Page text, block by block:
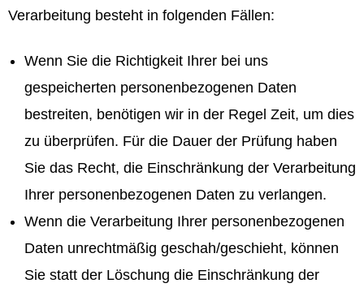
Verarbeitung besteht in folgenden Fällen:
Wenn Sie die Richtigkeit Ihrer bei uns
gespeicherten personenbezogenen Daten
bestreiten, benötigen wir in der Regel Zeit, um dies
zu überprüfen. Für die Dauer der Prüfung haben
Sie das Recht, die Einschränkung der Verarbeitung
Ihrer personenbezogenen Daten zu verlangen.
Wenn die Verarbeitung Ihrer personenbezogenen
Daten unrechtmäßig geschah/geschieht, können
Sie statt der Löschung die Einschränkung der